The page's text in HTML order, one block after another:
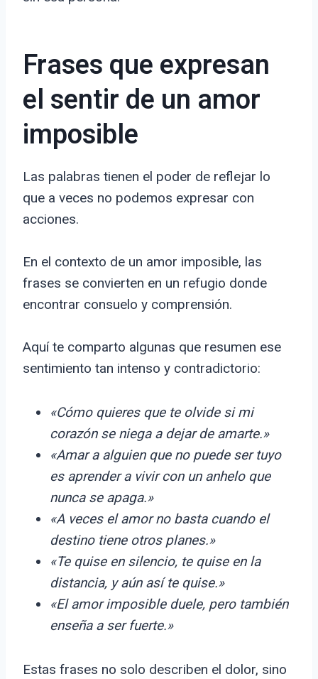
Frases que expresan
el sentir de un amor
imposible
Las palabras tienen el poder de reflejar lo
que a veces no podemos expresar con
acciones.
En el contexto de un amor imposible, las
frases se convierten en un refugio donde
encontrar consuelo y comprensión.
Aquí te comparto algunas que resumen ese
sentimiento tan intenso y contradictorio:
«Cómo quieres que te olvide si mi
corazón se niega a dejar de amarte.»
«Amar a alguien que no puede ser tuyo
es aprender a vivir con un anhelo que
nunca se apaga.»
«A veces el amor no basta cuando el
destino tiene otros planes.»
«Te quise en silencio, te quise en la
distancia, y aún así te quise.»
«El amor imposible duele, pero también
enseña a ser fuerte.»
Estas frases no solo describen el dolor, sino